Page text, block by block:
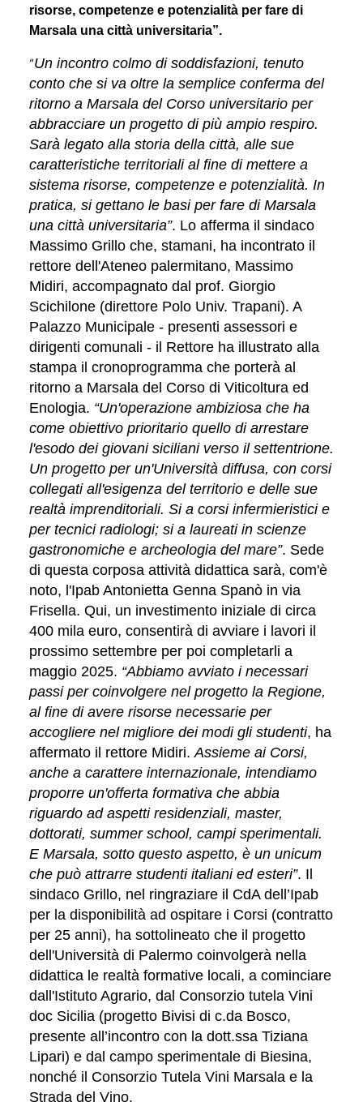
risorse, competenze e potenzialità per fare di
Marsala una città universitaria”.
“Un incontro colmo di soddisfazioni, tenuto
conto che si va oltre la semplice conferma del
ritorno a Marsala del Corso universitario per
abbracciare un progetto di più ampio respiro.
Sarà legato alla storia della città, alle sue
caratteristiche territoriali al fine di mettere a
sistema risorse, competenze e potenzialità. In
pratica, si gettano le basi per fare di Marsala
una città universitaria”. Lo afferma il sindaco
Massimo Grillo che, stamani, ha incontrato il
rettore dell'Ateneo palermitano, Massimo
Midiri, accompagnato dal prof. Giorgio
Scichilone (direttore Polo Univ. Trapani). A
Palazzo Municipale - presenti assessori e
dirigenti comunali - il Rettore ha illustrato alla
stampa il cronoprogramma che porterà al
ritorno a Marsala del Corso di Viticoltura ed
Enologia. “Un'operazione ambiziosa che ha
come obiettivo prioritario quello di arrestare
l'esodo dei giovani siciliani verso il settentrione.
Un progetto per un'Università diffusa, con corsi
collegati all'esigenza del territorio e delle sue
realtà imprenditoriali. Si a corsi infermieristici e
per tecnici radiologi; si a laureati in scienze
gastronomiche e archeologia del mare”. Sede
di questa corposa attività didattica sarà, com'è
noto, l'Ipab Antonietta Genna Spanò in via
Frisella. Qui, un investimento iniziale di circa
400 mila euro, consentirà di avviare i lavori il
prossimo settembre per poi completarli a
maggio 2025. “Abbiamo avviato i necessari
passi per coinvolgere nel progetto la Regione,
al fine di avere risorse necessarie per
accogliere nel migliore dei modi gli studenti, ha
affermato il rettore Midiri. Assieme ai Corsi,
anche a carattere internazionale, intendiamo
proporre un'offerta formativa che abbia
riguardo ad aspetti residenziali, master,
dottorati, summer school, campi sperimentali.
E Marsala, sotto questo aspetto, è un unicum
che può attrarre studenti italiani ed esteri”. Il
sindaco Grillo, nel ringraziare il CdA dell’Ipab
per la disponibilità ad ospitare i Corsi (contratto
per 25 anni), ha sottolineato che il progetto
dell'Università di Palermo coinvolgerà nella
didattica le realtà formative locali, a cominciare
dall'Istituto Agrario, dal Consorzio tutela Vini
doc Sicilia (progetto Bivisi di c.da Bosco,
presente all’incontro con la dott.ssa Tiziana
Lipari) e dal campo sperimentale di Biesina,
nonché il Consorzio Tutela Vini Marsala e la
Strada del Vino.